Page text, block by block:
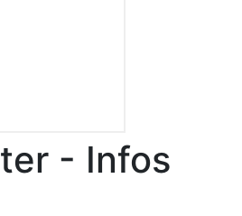
- Infos